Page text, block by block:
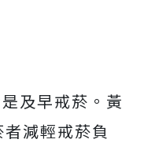
及早戒菸。黃
減輕戒菸負